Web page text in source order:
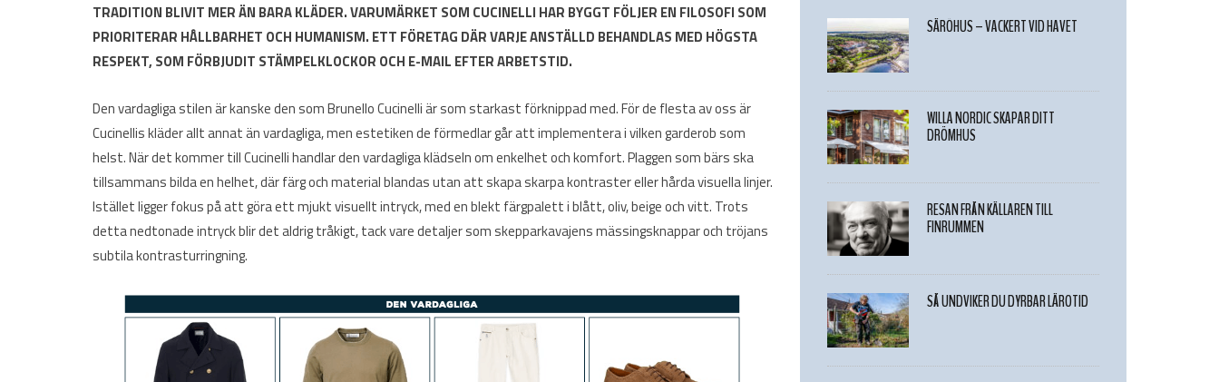
TRADITION BLIVIT MER ÄN BARA KLÄDER. VARUMÄRKET SOM CUCINELLI HAR BYGGT FÖLJER EN FILOSOFI SOM
PRIORITERAR HÅLLBARHET OCH HUMANISM. ETT FÖRETAG DÄR VARJE ANSTÄLLD BEHANDLAS MED HÖGSTA
RESPEKT, SOM FÖRBJUDIT STÄMPELKLOCKOR OCH E-MAIL EFTER ARBETSTID.
Den vardagliga stilen är kanske den som Brunello Cucinelli är som starkast förknippad med. För de flesta av oss är
Cucinellis kläder allt annat än vardagliga, men estetiken de förmedlar går att implementera i vilken garderob som
helst. När det kommer till Cucinelli handlar den vardagliga klädseln om enkelhet och komfort. Plaggen som bärs ska
tillsammans bilda en helhet, där färg och material blandas utan att skapa skarpa kontraster eller hårda visuella linjer.
Istället ligger fokus på att göra ett mjukt visuellt intryck, med en blekt färgpalett i blått, oliv, beige och vitt. Trots
detta nedtonade intryck blir det aldrig tråkigt, tack vare detaljer som skepparkavajens mässingsknappar och tröjans
subtila kontrasturringning.
SÄRÖHUS – VACKERT VID HAVET
WILLA NORDIC SKAPAR DITT
DRÖMHUS
RESAN FRÅN KÄLLAREN TILL
FINRUMMEN
SÅ UNDVIKER DU DYRBAR LÄROTID